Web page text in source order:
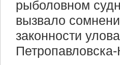
рыболовном
вызвало
законности
Петропавловска-